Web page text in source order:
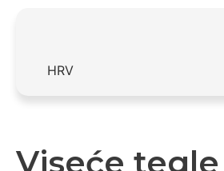
HRV
Viseće tegle